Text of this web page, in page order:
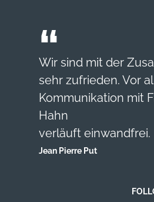
Wir sind mit der
sehr zufrieden. Vor
Kommunikation mit
Hahn
verläuft einwandfrei.
Jean Pierre Put